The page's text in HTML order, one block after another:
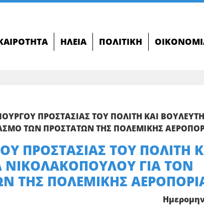
ΗΛΕΊΑ ΠΟΛΙΤΙΚΉ
ΠΡΟΣΤΑΣΙΑΣ ΤΟΥ ΠΟΛΙΤΗ ΚΑΙ
ΤΩΝ ΠΡΟΣΤΑΤΩΝ ΤΗΣ ΠΟΛΕΜΙΚΗΣ
ΠΡΟΣΤΑΣΙΑΣ ΤΟΥ ΠΟΛΙΤΗ
ΝΙΚΟΛΑΚΟΠΟΥΛΟΥ ΓΙΑ ΤΟΝ
ΤΗΣ ΠΟΛΕΜΙΚΗΣ